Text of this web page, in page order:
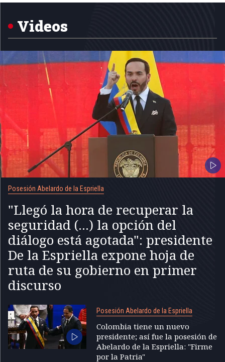
Videos
Posesión Abelardo de la Espriella
"Llegó la hora de recuperar la
seguridad (...) la opción del
diálogo está agotada": presidente
De la Espriella expone hoja de
ruta de su gobierno en primer
discurso
Posesión Abelardo de la Espriella
Colombia tiene un nuevo
presidente; así fue la posesión de
Abelardo de la Espriella: "Firme
por la Patria"